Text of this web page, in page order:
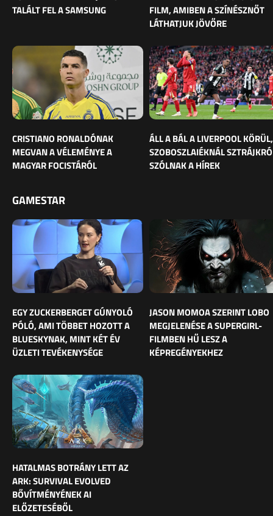
TALÁLT FEL A SAMSUNG
FILM, AMIBEN A SZÍNÉSZNŐT
LÁTHATJUK JÖVŐRE
CRISTIANO RONALDÓNAK
MEGVAN A VÉLEMÉNYE A
MAGYAR FOCISTÁRÓL
ÁLL A BÁL A LIVERPOOL KÖRÜL,
SZOBOSZLAIÉKNÁL
SZÓLNAK A HÍREK
GAMESTAR
EGY ZUCKERBERGET GÚNYOLÓ
PÓLÓ, AMI TÖBBET HOZOTT A
BLUESKYNAK, MINT KÉT ÉV
ÜZLETI TEVÉKENYSÉGE
JASON MOMOA SZERINT LOBO
MEGJELENÉSE A SUPERGIRL-
FILMBEN HŰ LESZ A
KÉPREGÉNYEKHEZ
HATALMAS BOTRÁNY LETT AZ
ARK: SURVIVAL EVOLVED
BŐVÍTMÉNYÉNEK AI
ELŐZETESÉBŐL